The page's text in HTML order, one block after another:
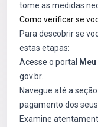
tome as medidas
Como verificar se
Para descobrir se
estas etapas:
Acesse o portal
Meu
gov.br.
Navegue até a
pagamento dos
Examine